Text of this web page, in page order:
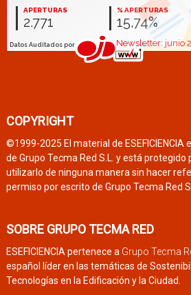
COPYRIGHT
©1999-2025 El material de ESEFICIENCIA
de Grupo Tecma Red S.L. y está protegido
utilizarlo de ninguna manera sin hacer
permiso por escrito de Grupo Tecma Red
SOBRE GRUPO TECMA RED
ESEFICIENCIA pertenece a Grupo Tecma
español líder en las temáticas de
Tecnologías en la Edificación y la Ciudad.